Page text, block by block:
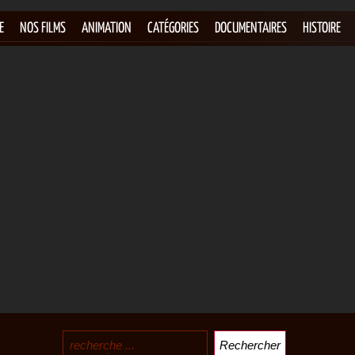
NOS FILMS ANIMATION CATÉGORIES DOCUMENTAIRES HISTOIRE